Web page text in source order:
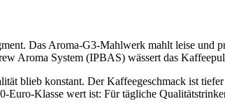
Das Aroma-G3-Mahlwerk mahlt leise
Aroma System (IPBAS) wässert das
blieb konstant. Der Kaffeegeschmack ist
Euro-Klasse wert ist: Für tägliche